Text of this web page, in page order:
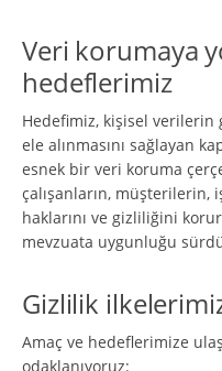
Veri korumaya
hedeflerimiz
Hedefimiz, kişisel
ele alınmasını sağlayan
esnek bir veri koruma
çalışanların, müşterilerin,
haklarını ve gizliliğini
mevzuata uygunluğu
Gizlilik
Amaç ve hedeflerimize
odaklanıyoruz: